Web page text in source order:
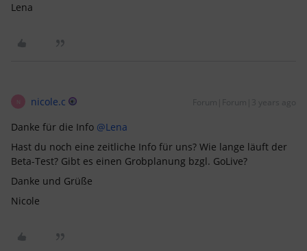
Lena
N nicole.c Forum|Forum|3 years ago
Danke für die Info @Lena
Hast du noch eine zeitliche Info für uns? Wie lange läuft der
Beta-Test? Gibt es einen Grobplanung bzgl. GoLive?
Danke und Grüße
Nicole